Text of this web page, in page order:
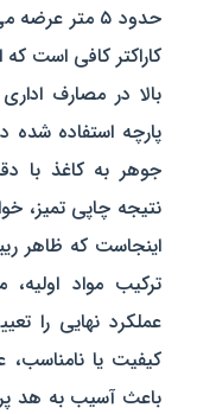
کاراکتر کافی است
بالا در مصارف
پارچه‌ استفاده‌ شده
جوهر به کاغذ با
نتیجه چاپی تمیز،
اینجاست که ظاهر
ترکیب مواد
عملکرد نهایی را
کیفیت یا
باعث آسیب به هد